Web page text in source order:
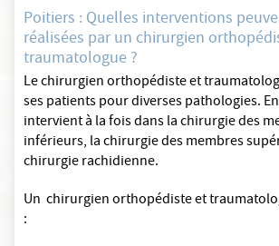
Poitiers : Quelles interventions
réalisées par un chirurgien
traumatologue ?
Le chirurgien orthopédiste et
ses patients pour diverses pathologies.
intervient à la fois dans la chirurgie des
inférieurs, la chirurgie des membres
chirurgie rachidienne.
Un chirurgien orthopédiste et
: